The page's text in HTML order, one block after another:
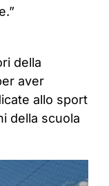
della
aver
allo sport
della scuola